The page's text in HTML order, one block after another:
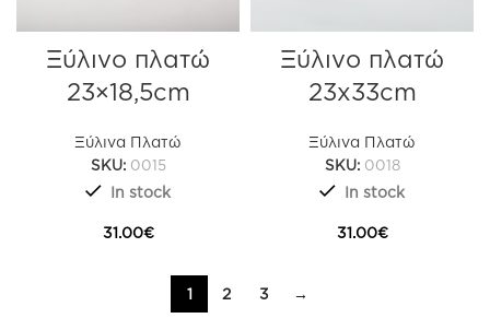
Ξύλινο πλατώ
23×18,5cm
Ξύλινα Πλατώ
SKU: 0015
In stock
31.00€
Ξύλινο πλατώ
23x33cm
Ξύλινα Πλατώ
SKU: 0018
In stock
31.00€
1 2 3 →